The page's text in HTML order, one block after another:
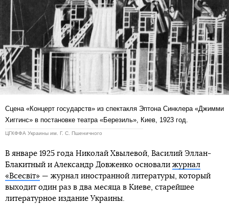
Сцена «Концерт государств» из спектакля Эптона Синклера «Джимми
Хиггинс» в постановке театра «Березиль», Киев, 1923 год.
ЦГКФФА Украины им. Г. С. Пшеничного
В январе 1925 года Николай Хвылевой, Василий Эллан-
Блакитный и Александр Довженко основали журнал
«Всесвіт» — журнал иностранной литературы, который
выходит один раз в два месяца в Киеве, старейшее
литературное издание Украины.